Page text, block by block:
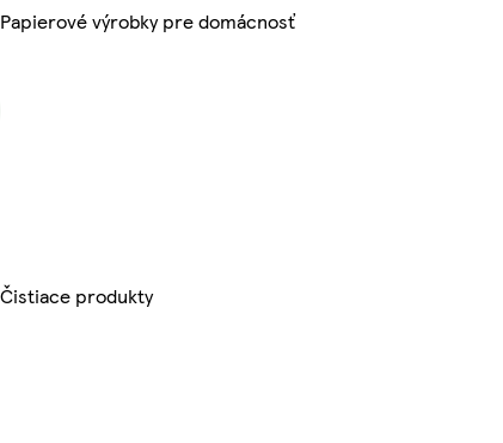
Papierové výrobky pre domácnosť
Čistiace produkty